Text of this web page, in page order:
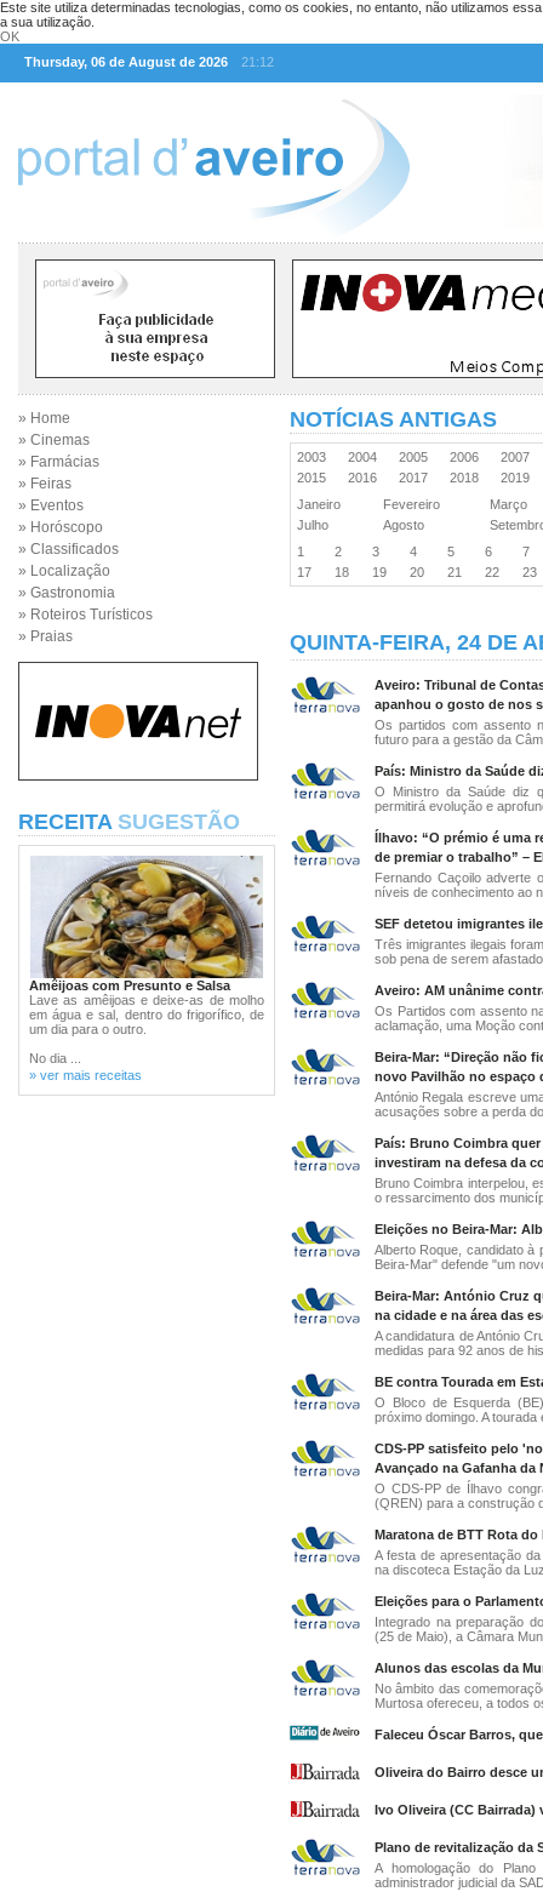
Este site utiliza determinadas tecnologias, como os cookies, no entanto, não utilizamos
a sua utilização.
OK
Thursday, 06 de August de 2026
21:12
» Home
» Cinemas
» Farmácias
» Feiras
» Eventos
» Horóscopo
» Classificados
» Localização
» Gastronomia
» Roteiros Turísticos
» Praias
RECEITA SUGESTÃO
Amêijoas com Presunto e Salsa
Lave as amêijoas e deixe-as de molho
em água e sal, dentro do frigorífico, de
um dia para o outro.
No dia ...
» ver mais receitas
NOTÍCIAS ANTIGAS
2003 2004 2005 2006
2007
2015
2016 2017 2018
2019
Janeiro
Fevereiro
Março
Julho
Agosto
1
2 3 4 5 6
7
17
18 19 20 21 22 23
QUINTA-FEIRA, 24 DE
Aveiro: Tribunal de
apanhou o gosto de nos
Os partidos com assento
futuro para a gestão da
País: Ministro da Saúde
O Ministro da Saúde diz
permitirá evolução e
Ílhavo: “O prémio é uma
de premiar o trabalho” –
Fernando Caçoilo adverte
níveis de conhecimento ao
SEF detetou imigrantes
Três imigrantes ilegais
sob pena de serem
Aveiro: AM unânime
Os Partidos com assento
aclamação, uma Moção
Beira-Mar: “Direção não
novo Pavilhão no espaço
António Regala escreve
acusações sobre a perda
País: Bruno Coimbra
investiram na defesa da
Bruno Coimbra interpelou,
o ressarcimento dos
Eleições no Beira-Mar:
Alberto Roque, candidato à
Beira-Mar" defende "um
Beira-Mar: António Cruz
na cidade e na área das
A candidatura de António
medidas para 92 anos de
BE contra Tourada em
O Bloco de Esquerda
próximo domingo. A tourada
CDS-PP satisfeito pelo
Avançado na Gafanha da
O CDS-PP de Ílhavo
(QREN) para a construção
Maratona de BTT Rota
A festa de apresentação
na discoteca Estação da
Eleições para o
Integrado na preparação
(25 de Maio), a Câmara
Alunos das escolas da
No âmbito das
Murtosa ofereceu, a todos
Faleceu Óscar Barros,
Oliveira do Bairro desce
Ivo Oliveira (CC Bairrada)
Plano de revitalização da
A homologação do
administrador judicial da